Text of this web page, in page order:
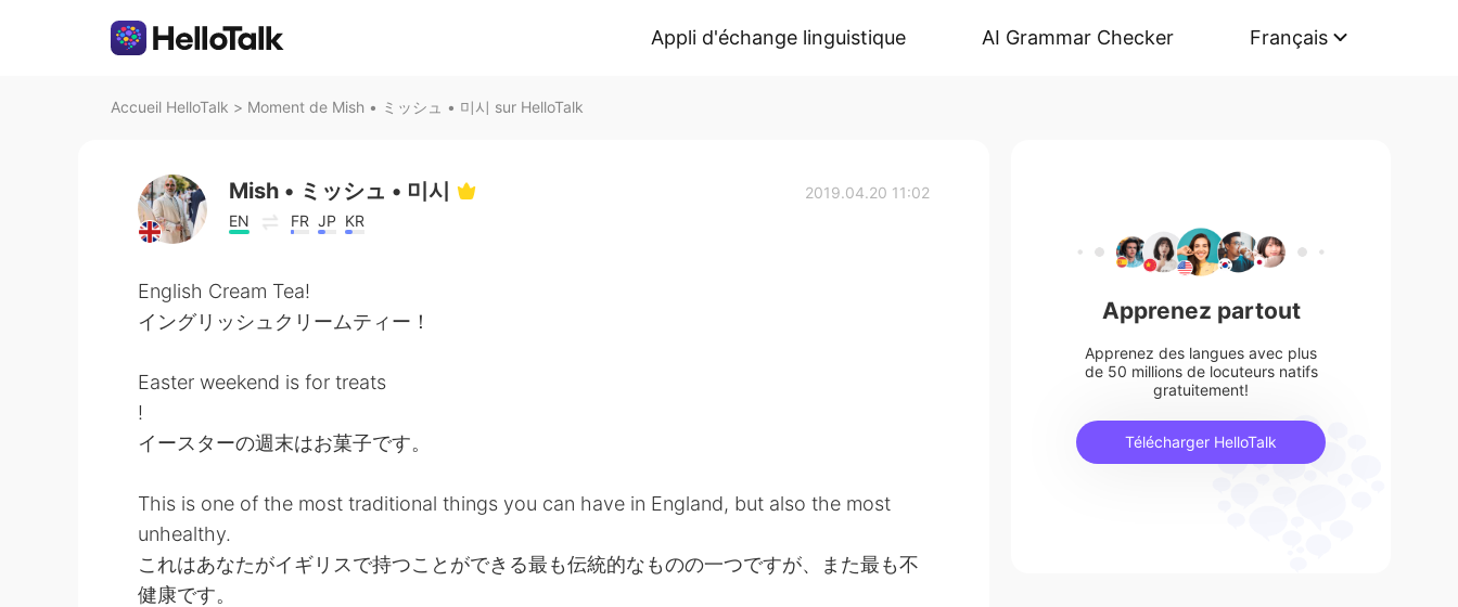
Appli d'échange linguistique AI Grammar Checker Français
Accueil HelloTalk > Moment de Mish • ミッシュ • 미시 sur HelloTalk
Mish • ミッシュ • 미시
EN FR JP KR
2019.04.20 11:02
English Cream Tea!
イングリッシュクリームティー！
Easter weekend is for treats
!
イースターの週末はお菓子です。
This is one of the most traditional things you can have in England, but also the most
unhealthy.
これはあなたがイギリスで持つことができる最も伝統的なものの一つですが、また最も不
健康です。
Apprenez partout
Apprenez des langues avec plus
de 50 millions de locuteurs natifs
gratuitement!
Télécharger HelloTalk